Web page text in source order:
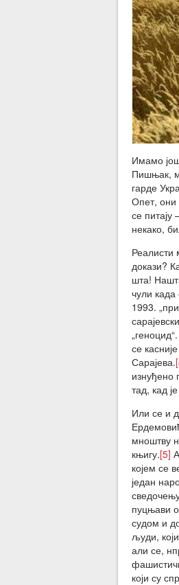
Имамо
Пишњак,
гарде
Опет, они
се питају
некако,
Реалисти
докази?
шта!
чули
1993.
се
Сарајева.
изнуђено
тад, кад
Или се и
мноштву
књигу.[5]
којем се
један
пуцњави
судом и
људи,
али се,
који су